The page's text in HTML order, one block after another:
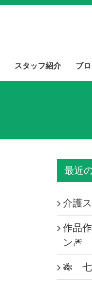
スタッフ紹介 ブ
最近
介護
作品
ン🎆
🎋